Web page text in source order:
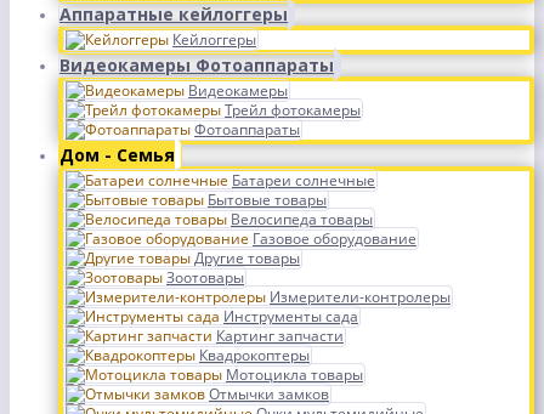
Аппаратные кейлоггеры
Кейлоггеры
Видеокамеры Фотоаппараты
Видеокамеры
Трейл фотокамеры
Фотоаппараты
Дом - Семья
Батареи солнечные
Бытовые товары
Велосипеда товары
Газовое оборудование
Другие товары
Зоотовары
Измерители-контролеры
Инструменты сада
Картинг запчасти
Квадрокоптеры
Мотоцикла товары
Отмычки замков